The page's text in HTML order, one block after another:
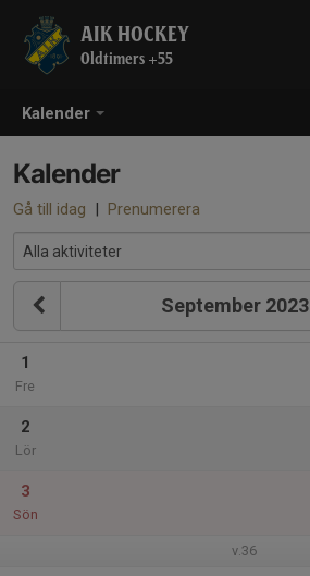
Kalender
AIK HOCKEY
Oldtimers +55
Kalender
Gå till idag | Prenumerera
September 2023
1
Fre
2
Lör
3
Sön
v.36